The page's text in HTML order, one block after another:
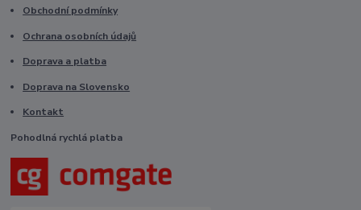
Obchodní podmínky
Ochrana osobních údajů
Doprava a platba
Doprava na Slovensko
Kontakt
Pohodlná rychlá platba